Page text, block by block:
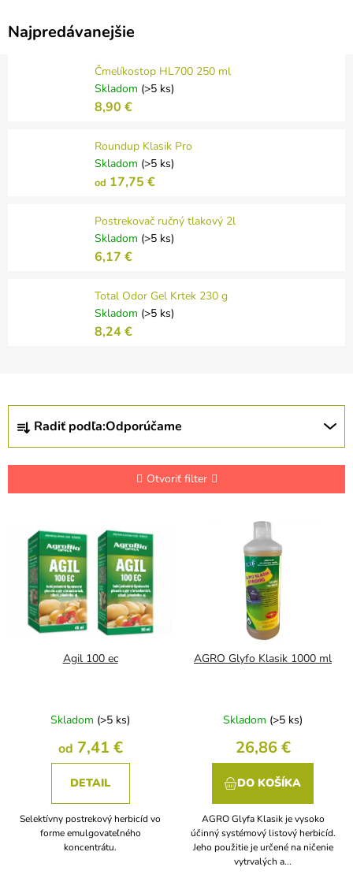
Najpredávanejšie
Čmelíkostop HL700 250 ml
Skladom (>5 ks)
8,90 €
Roundup Klasik Pro
Skladom (>5 ks)
od 17,75 €
Postrekovač ručný tlakový 2l
Skladom (>5 ks)
6,17 €
Total Odor Gel Krtek 230 g
Skladom (>5 ks)
8,24 €
R
d
e
i
Radiť podľa:Odporúčame
Otvoriť filter
Agil 100 ec
Skladom (>5 ks)
od 7,41 €
DETAIL
Selektívny postrekový herbicíd vo
forme emulgovateľného
koncentrátu.
AGRO Glyfo Klasik 1000 ml
Skladom (>5 ks)
26,86 €
DO KOŠÍKA
AGRO Glyfa Klasik je vysoko
účinný systémový listový herbicíd.
Jeho použitie je určené na ničenie
vytrvalých a...